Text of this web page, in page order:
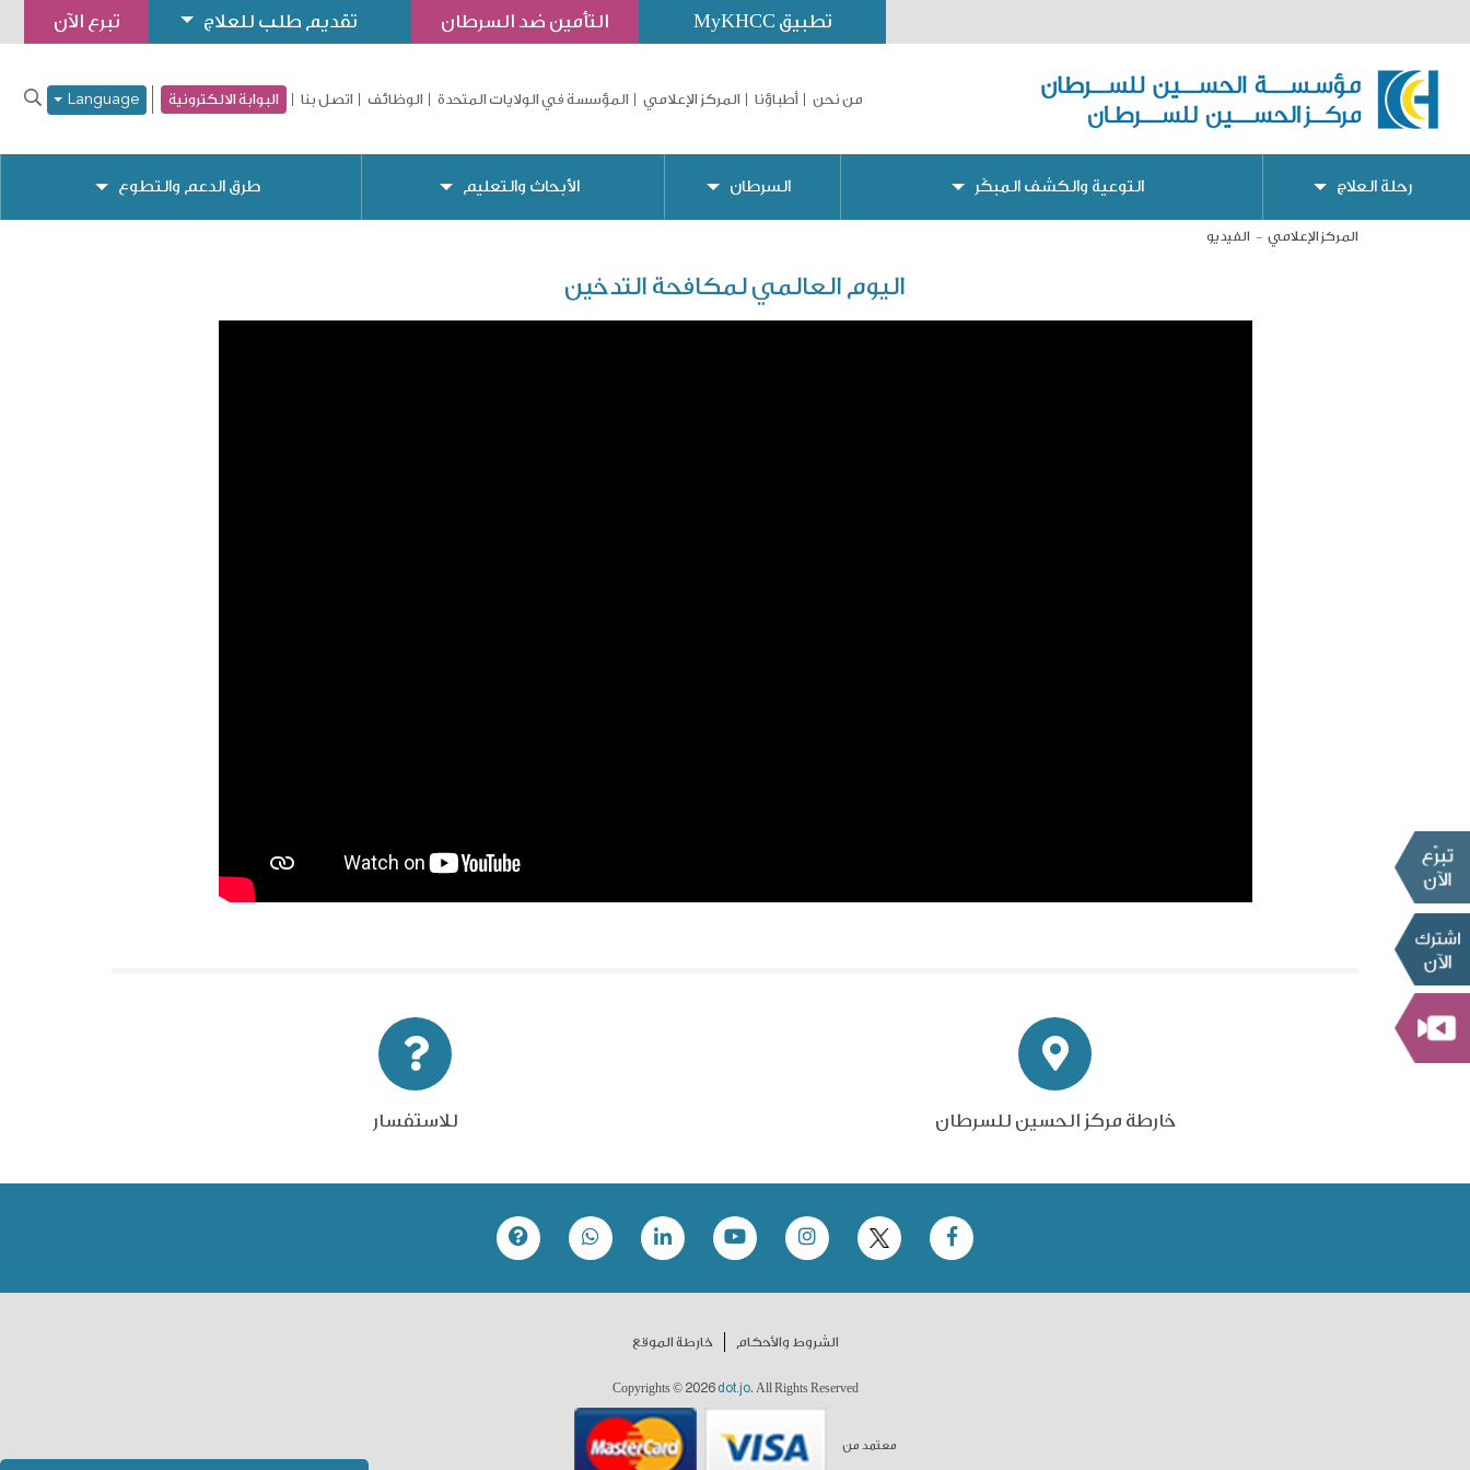
تبرع الآن تقديم طلب للعلاج التأمين ضد السرطان تطبيق MyKHCC
من نحن أطباؤنا المركز الإعلامي المؤسسة في الولايات المتحدة الوظائف اتصل بنا البوابة الالكترونية Language
رحلة العلاج التوعية والكشف المبكّر السرطان الأبحاث والتعليم طرق الدعم والتطوع
المركز الإعلامي الفيديو
اليوم العالمي لمكافحة التدخين
خارطة مركز الحسين للسرطان للاستفسار
الشروط والأحكام خارطة الموقع
Copyrights © 2026 dot.jo. All Rights Reserved
معتمد من